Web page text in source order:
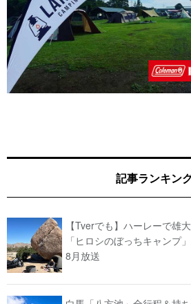
記事ランキン
【Tverでも】ハーレーで雄
「ヒロシのぼっちキャンプ
8月放送